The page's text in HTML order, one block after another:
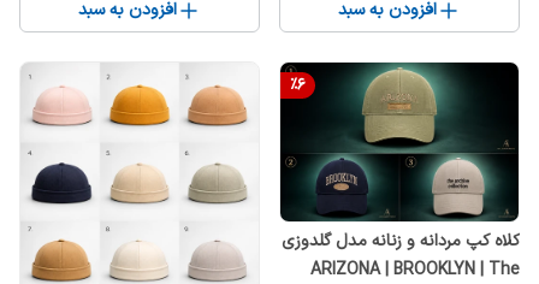
افزودن به سبد افزودن به سبد
%6
کلاه کپ مردانه و زنانه مدل گلدوزی
ARIZONA | BROOKLYN | The